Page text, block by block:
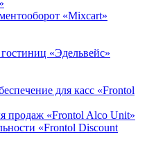
«Mixcart»
«Эдельвейс»
для касс «Frontol
продаж «Frontol Alco Unit»
«Frontol Discount